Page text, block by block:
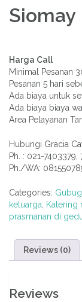
Siomay
Harga Call
Minimal Pesanan
Pesanan 5 hari
Ada biaya untuk
Ada biaya biaya
Area Pelayanan
Hubungi Gracia
Ph. : 021-7403379,
Ph./WA:
Categories:
keluarga
Katering
prasmanan di
Reviews (0)
Reviews